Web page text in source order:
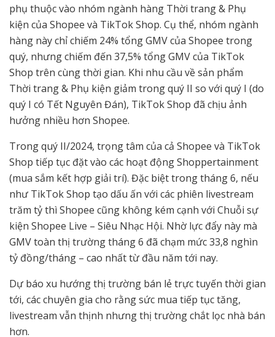
phụ thuộc vào nhóm ngành hàng Thời trang & Phụ
kiện của Shopee và TikTok Shop. Cụ thể, nhóm ngành
hàng này chỉ chiếm 24% tổng GMV của Shopee trong
quý, nhưng chiếm đến 37,5% tổng GMV của TikTok
Shop trên cùng thời gian. Khi nhu cầu về sản phẩm
Thời trang & Phụ kiện giảm trong quý II so với quý I (do
quý I có Tết Nguyên Đán), TikTok Shop đã chịu ảnh
hưởng nhiều hơn Shopee.
Trong quý II/2024, trọng tâm của cả Shopee và TikTok
Shop tiếp tục đặt vào các hoạt động Shoppertainment
(mua sắm kết hợp giải trí). Đặc biệt trong tháng 6, nếu
như TikTok Shop tạo dấu ấn với các phiên livestream
trăm tỷ thì Shopee cũng không kém cạnh với Chuỗi sự
kiện Shopee Live – Siêu Nhạc Hội. Nhờ lực đẩy này mà
GMV toàn thị trường tháng 6 đã chạm mức 33,8 nghìn
tỷ đồng/tháng – cao nhất từ đầu năm tới nay.
Dự báo xu hướng thị trường bán lẻ trực tuyến thời gian
tới, các chuyên gia cho rằng sức mua tiếp tục tăng,
livestream vẫn thịnh nhưng thị trường chắt lọc nhà bán
hơn.